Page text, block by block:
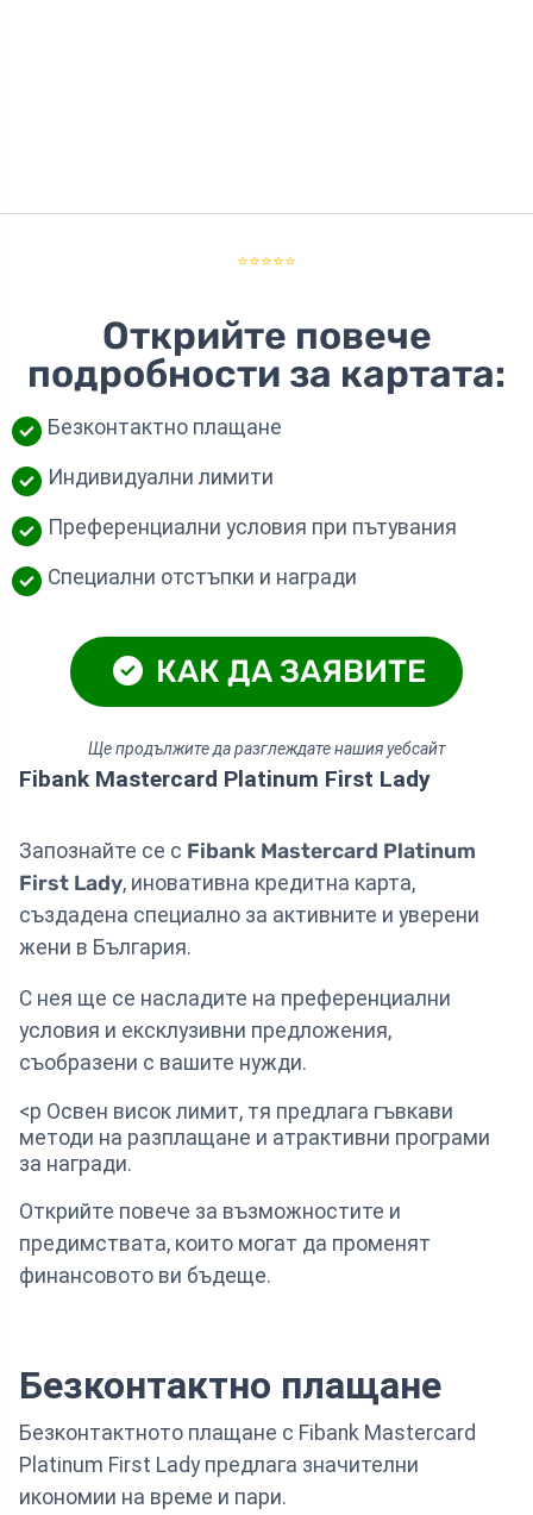
⭐⭐⭐⭐⭐
Открийте повече
подробности за картата:
Безконтактно плащане
Индивидуални лимити
Преференциални условия при пътувания
Специални отстъпки и награди
КАК ДА ЗАЯВИТЕ
Ще продължите да разглеждате нашия уебсайт
Fibank Mastercard Platinum First Lady
Запознайте се с Fibank Mastercard Platinum
First Lady, иновативна кредитна карта,
създадена специално за активните и уверени
жени в България.
С нея ще се насладите на преференциални
условия и ексклузивни предложения,
съобразени с вашите нужди.
<p Освен висок лимит, тя предлага гъвкави
методи на разплащане и атрактивни програми
за награди.
Открийте повече за възможностите и
предимствата, които могат да променят
финансовото ви бъдеще.
Безконтактно плащане
Безконтактното плащане с Fibank Mastercard
Platinum First Lady предлага значителни
икономии на време и пари.